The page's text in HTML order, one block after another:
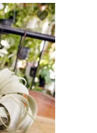
favorite